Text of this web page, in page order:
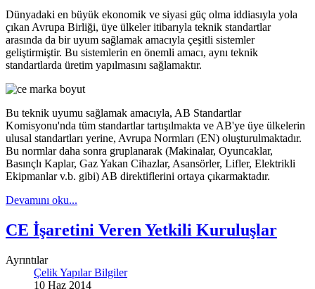
Dünyadaki en büyük ekonomik ve siyasi güç olma iddiasıyla yola
çıkan Avrupa Birliği, üye ülkeler itibarıyla teknik standartlar
arasında da bir uyum sağlamak amacıyla çeşitli sistemler
geliştirmiştir. Bu sistemlerin en önemli amacı, aynı teknik
standartlarda üretim yapılmasını sağlamaktır.
Bu teknik uyumu sağlamak amacıyla, AB Standartlar
Komisyonu'nda tüm standartlar tartışılmakta ve AB'ye üye ülkelerin
ulusal standartları yerine, Avrupa Normları (EN) oluşturulmaktadır.
Bu normlar daha sonra gruplanarak (Makinalar, Oyuncaklar,
Basınçlı Kaplar, Gaz Yakan Cihazlar, Asansörler, Lifler, Elektrikli
Ekipmanlar v.b. gibi) AB direktiflerini ortaya çıkarmaktadır.
Devamını oku...
CE İşaretini Veren Yetkili Kuruluşlar
Ayrıntılar
Çelik Yapılar Bilgiler
10 Haz 2014